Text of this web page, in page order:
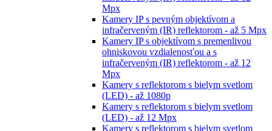
Mpx
Kamery IP s pevným objektívom a
infračerveným (IR) reflektorom - až 5 Mpx
Kamery IP s objektívom s premenlivou
ohniskovou vzdialenosťou a s
infračerveným (IR) reflektorom - až 12
Mpx
Kamery s reflektorom s bielym svetlom
(LED) - až 1080p
Kamery s reflektorom s bielym svetlom
(LED) - až 12 Mpx
Kamery s reflektorom s bielym svetlom